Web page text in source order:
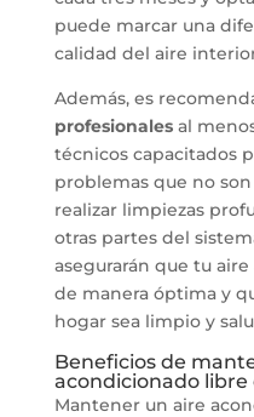
puede marcar una
calidad del aire
Además, es
profesionalesal
técnicos capacitados
problemas que no
realizar limpiezas
otras partes del
asegurarán que tu
de manera óptima y
hogar sea limpio y
Beneficios de
acondicionado
Mantener un aire